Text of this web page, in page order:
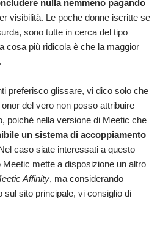
nulla nemmeno pagando
visibilità. Le poche donne iscritte se
sono tutte in cerca del tipo
cosa più ridicola è che la maggior
preferisco glissare, vi dico solo che
del vero non posso attribuire
poiché nella versione di Meetic che
un sistema di accoppiamento
caso siate interessati a questo
mette a disposizione un altro
Affinity, ma considerando
sul sito principale, vi consiglio di